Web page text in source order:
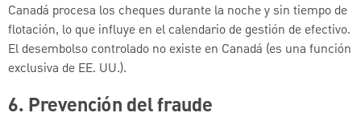
Canadá procesa los cheques durante la noche y sin tiempo de
flotación, lo que influye en el calendario de gestión de efectivo.
El desembolso controlado no existe en Canadá (es una función
exclusiva de EE. UU.).
6.Prevención del fraude